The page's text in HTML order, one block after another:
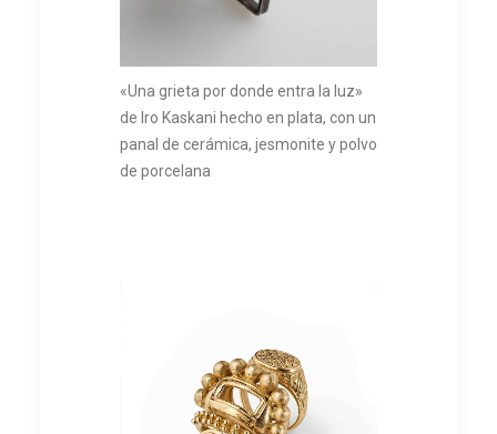
«Una grieta por donde entra la luz»
de Iro Kaskani hecho en plata, con un
panal de cerámica, jesmonite y polvo
de porcelana